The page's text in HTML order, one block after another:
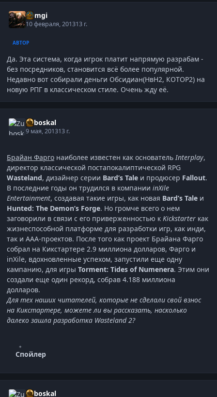
Gemgi
10 февраля, 201313 г.
АВТОР
Да. Эта система, когда игрок платит напрямую разрабам -
без посредников, становится всё более популярной.
Недавно вот собирали деньги Обсидиан(НвН2, КОТОР2) на
новую РПГ в классическом стиле. Очень жду её.
Zuboskal
9 мая, 201313 г.
Брайан Фарго наиболее известен как основательInterplay,
директор классической постапокалиптической RPG
Wasteland, дизайнер серии Bard’s Tale и продюсер Fallout.
В последние годы он трудился в компании inXile
Entertainment, создавая такие игры, как новая Bard’s Tale и
Hunted: The Demon’s Forge. Но громче всего о нем
заговорили в связи с его приверженностью к Kickstarter как
жизнеспособной платформе для разработки игр, как инди,
так и AAA-проектов. После того как проект Брайана Фарго
собрал на Кикстартере 2.9 миллиона долларов, Фарго и
inXile, вдохновленные успехом, запустили еще одну
кампанию, для игры Torment: Tides of Numenera. Этим они
создали еще один рекорд, собрав 4.188 миллиона
долларов.
Для тех наших читателей, которые не сделали свой взнос
на Кикстартере, можете ли вы рассказать, насколько
далеко зашла разработка Wasteland 2?
Спойлер
Zuboskal